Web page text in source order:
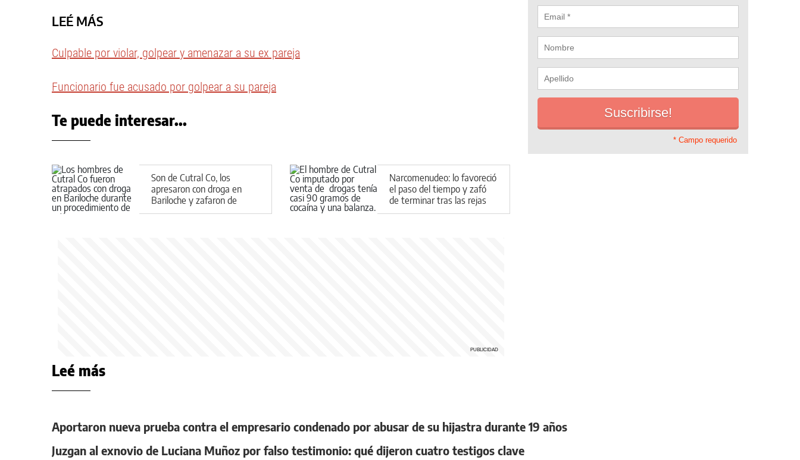
LEÉ MÁS
Culpable por violar, golpear y amenazar a su ex pareja
Funcionario fue acusado por golpear a su pareja
Te puede interesar...
Son de Cutral Co, los
apresaron con droga en
Bariloche y zafaron de
terminar condenados
Narcomenudeo: lo favoreció
el paso del tiempo y zafó
de terminar tras las rejas
* Campo requerido
Leé más
Aportaron nueva prueba contra el empresario condenado por abusar de su hijastra durante 19 años
Juzgan al exnovio de Luciana Muñoz por falso testimonio: qué dijeron cuatro testigos clave